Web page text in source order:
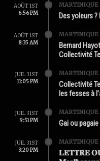
AOÛT 1ST
6:56 PM
MARTINIQUE
Des yoleurs
AOÛT 1ST
8:35 AM
MARTINIQUE
Bernard
Collectivité
JUIL 31ST
11:05 PM
MARTINIQUE
Collectivité
les fesses à
JUIL 31ST
9:51 PM
MARTINIQUE
Gai ou
JUIL 31ST
3:20 PM
MARTINIQUE
𝐋𝐄𝐓𝐓𝐑𝐄